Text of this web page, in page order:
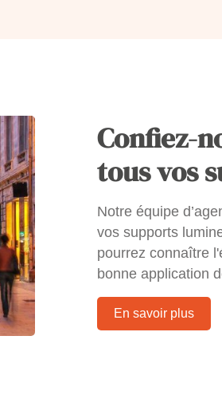
Confiez-
tous vos
Notre équipe
vos supports
pourrez connaître
bonne application
En savoir plus